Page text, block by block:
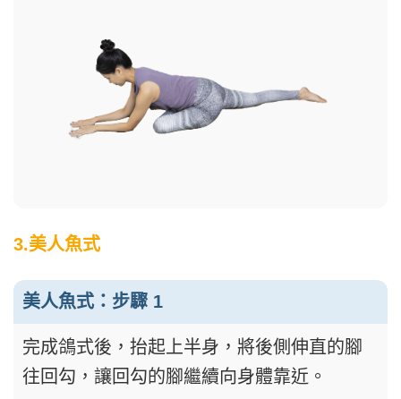
3.美人魚式
美人魚式：步驟 1
完成鴿式後，抬起上半身，將後側伸直的腳
往回勾，讓回勾的腳繼續向身體靠近。